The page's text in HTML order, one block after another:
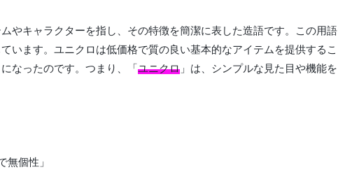
ムやキャラクターを指し、その特徴を簡潔に表した造語です。この用語
います。ユニクロは低価格で質の良い基本的なアイテムを提供するこ
なったのです。つまり、「ユニクロ 」は、シンプルな見た目や機能を